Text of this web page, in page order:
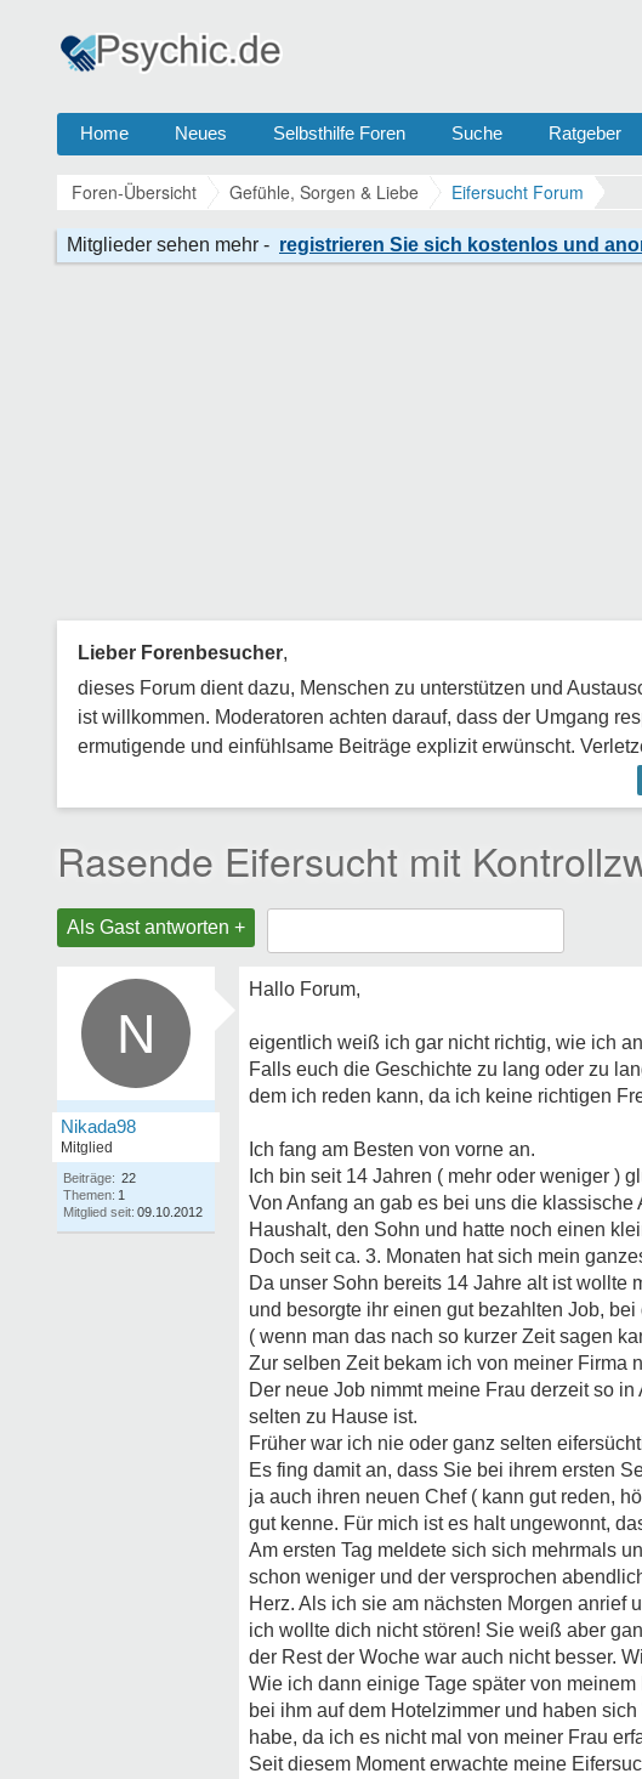
Home Neues Selbsthilfe Foren Suche Ratgeber
Foren-Übersicht Gefühle, Sorgen & Liebe Eifersucht Forum
Lieber Forenbesucher,
dieses Forum dient dazu, Menschen zu unterstützen und
ist willkommen. Moderatoren achten darauf, dass der Umgang
ermutigende und einfühlsame Beiträge explizit erwünscht.
Rasende Eifersucht mit
Als Gast antworten +
N
Nikada98
Mitglied
Beiträge: 22
Themen: 1
Mitglied seit: 09.10.2012
Hallo Forum,
eigentlich weiß ich gar nicht richtig, wie ich
Falls euch die Geschichte zu lang oder zu
dem ich reden kann, da ich keine richtigen
Ich fang am Besten von vorne an.
Ich bin seit 14 Jahren ( mehr oder weniger )
Von Anfang an gab es bei uns die
Haushalt, den Sohn und hatte noch einen
Doch seit ca. 3. Monaten hat sich mein
Da unser Sohn bereits 14 Jahre alt ist
und besorgte ihr einen gut bezahlten Job,
( wenn man das nach so kurzer Zeit sagen
Zur selben Zeit bekam ich von meiner Firma
Der neue Job nimmt meine Frau derzeit so
selten zu Hause ist.
Früher war ich nie oder ganz selten
Es fing damit an, dass Sie bei ihrem ersten
ja auch ihren neuen Chef ( kann gut reden,
gut kenne. Für mich ist es halt ungewonnt,
Am ersten Tag meldete sich sich mehrmals
schon weniger und der versprochen
Herz. Als ich sie am nächsten Morgen anrief
ich wollte dich nicht stören! Sie weiß aber
der Rest der Woche war auch nicht besser.
Wie ich dann einige Tage später von
bei ihm auf dem Hotelzimmer und haben
habe, da ich es nicht mal von meiner Frau
Seit diesem Moment erwachte meine